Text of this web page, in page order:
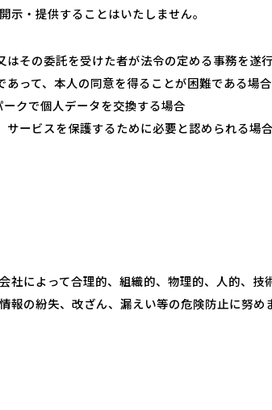
・提供することはいたしません。
その委託を受けた者が法令の定める事務を遂
って、本人の同意を得ることが困難である場合
クで個人データを交換する場合
ービスを保護するために必要と認められる場合
によって合理的、組織的、物理的、人的、
の紛失、改ざん、漏えい等の危険防止に努め